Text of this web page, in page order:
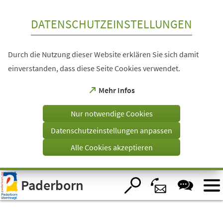
Visuelle
Assistenzsoftware
öffnen.
DATENSCHUTZEINSTELLUNGEN
Durch die Nutzung dieser Website erklären Sie sich damit
einverstanden, dass diese Seite Cookies verwendet.
Mehr Infos
(Öffnet
einem
Tab)
Nur notwendige Cookies
Datenschutzeinstellungen anpassen
Alle Cookies akzeptieren
Paderborn